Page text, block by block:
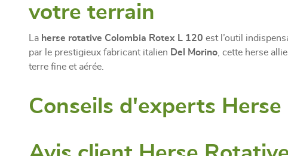
votre terrain
La herse rotative Colombia Rotex L 120 est l’outil
par le prestigieux fabricant italien Del Morino , cette herse
terre fine et aérée.
Conseils d'experts